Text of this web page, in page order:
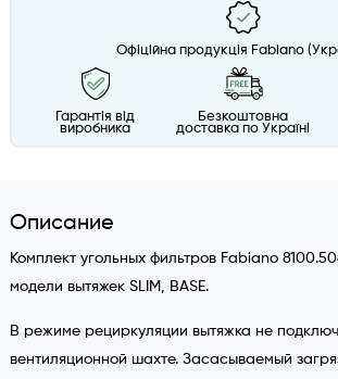
Офіційна продукція Fabiano
Гарантія від
виробника
Безкоштовна
доставка по Україні
Описание
Комплект угольных фильтров Fabiano
модели вытяжек SLIM, BASE.
В режиме рециркуляции вытяжка не
вентиляционной шахте. Засасываемый